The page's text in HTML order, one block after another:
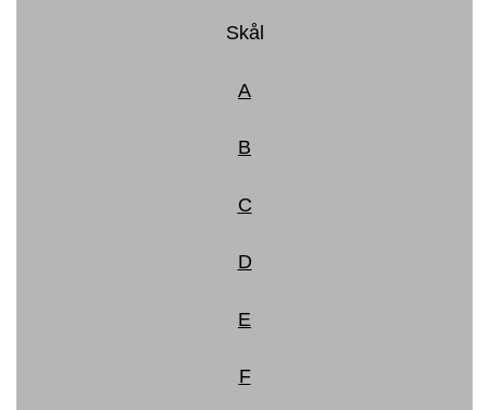
Skål
A
B
C
D
E
F